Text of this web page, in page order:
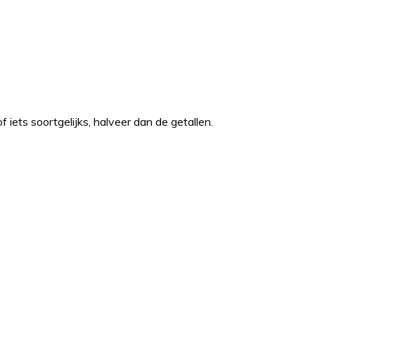
iets soortgelijks, halveer dan de getallen.